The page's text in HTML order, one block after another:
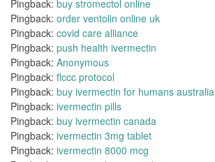
Pingback: buy stromectol online
Pingback: order ventolin online uk
Pingback: covid care alliance
Pingback: push health ivermectin
Pingback: Anonymous
Pingback: flccc protocol
Pingback: buy ivermectin for humans australia
Pingback: ivermectin pills
Pingback: buy ivermectin canada
Pingback: ivermectin 3mg tablet
Pingback: ivermectin 8000 mcg